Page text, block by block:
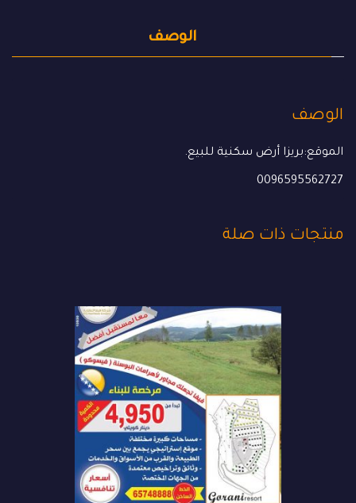
الوصف
الوصف
الموقع:بريزا ️أرض سكنية للبيع.
0096595562727
منتجات ذات صلة